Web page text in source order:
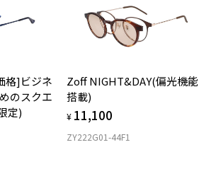
格]ビジネ
のスクエ
定)
Zoff NIGHT&DAY(偏光機能
搭載)
¥ 11,100
ZY222G01-44F1